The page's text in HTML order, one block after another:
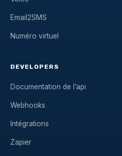
Email2SMS
Numéro virtuel
DEVELOPERS
Documentation de l’api
Webhooks
Intégrations
Zapier